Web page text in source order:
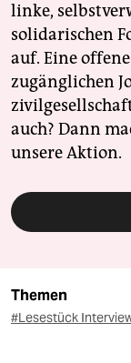
linke,
solidarischen
auf. Eine
zugänglichen
auch? Dann
unsere Aktion.
Themen
#Lesestück